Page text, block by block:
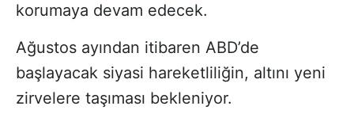
korumaya devam edecek.
Ağustos ayından itibaren ABD’de
başlayacak siyasi hareketliliğin, altını yeni
zirvelere taşıması bekleniyor.